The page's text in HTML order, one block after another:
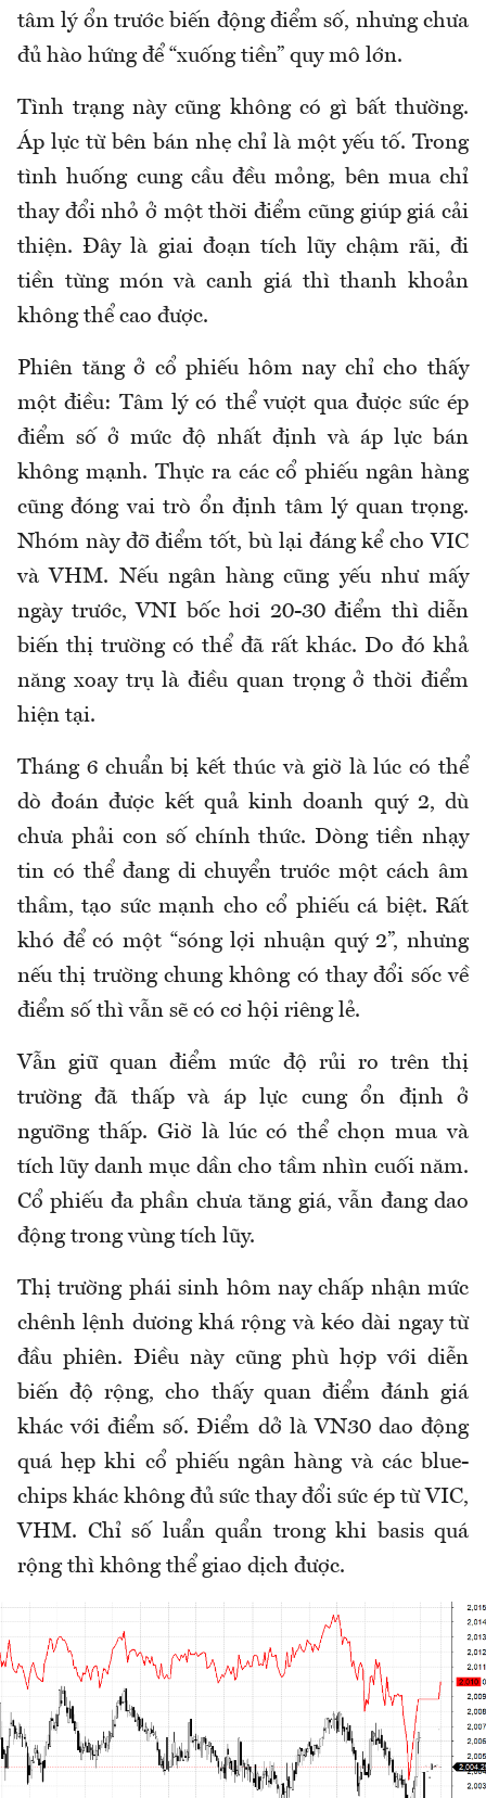
tâm lý ổn trước biến động điểm số, nhưng chưa
đủ hào hứng để “xuống tiền” quy mô lớn.
Tình trạng này cũng không có gì bất thường.
Áp lực từ bên bán nhẹ chỉ là một yếu tố. Trong
tình huống cung cầu đều mỏng, bên mua chỉ
thay đổi nhỏ ở một thời điểm cũng giúp giá cải
thiện. Đây là giai đoạn tích lũy chậm rãi, đi
tiền từng món và canh giá thì thanh khoản
không thể cao được.
Phiên tăng ở cổ phiếu hôm nay chỉ cho thấy
một điều: Tâm lý có thể vượt qua được sức ép
điểm số ở mức độ nhất định và áp lực bán
không mạnh. Thực ra các cổ phiếu ngân hàng
cũng đóng vai trò ổn định tâm lý quan trọng.
Nhóm này đỡ điểm tốt, bù lại đáng kể cho VIC
và VHM. Nếu ngân hàng cũng yếu như mấy
ngày trước, VNI bốc hơi 20-30 điểm thì diễn
biến thị trường có thể đã rất khác. Do đó khả
năng xoay trụ là điều quan trọng ở thời điểm
hiện tại.
Tháng 6 chuẩn bị kết thúc và giờ là lúc có thể
dò đoán được kết quả kinh doanh quý 2, dù
chưa phải con số chính thức. Dòng tiền nhạy
tin có thể đang di chuyển trước một cách âm
thầm, tạo sức mạnh cho cổ phiếu cá biệt. Rất
khó để có một “sóng lợi nhuận quý 2”, nhưng
nếu thị trường chung không có thay đổi sốc về
điểm số thì vẫn sẽ có cơ hội riêng lẻ.
Vẫn giữ quan điểm mức độ rủi ro trên thị
trường đã thấp và áp lực cung ổn định ở
ngưỡng thấp. Giờ là lúc có thể chọn mua và
tích lũy danh mục dần cho tầm nhìn cuối năm.
Cổ phiếu đa phần chưa tăng giá, vẫn đang dao
động trong vùng tích lũy.
Thị trường phái sinh hôm nay chấp nhận mức
chênh lệnh dương khá rộng và kéo dài ngay từ
đầu phiên. Điều này cũng phù hợp với diễn
biến độ rộng, cho thấy quan điểm đánh giá
khác với điểm số. Điểm dở là VN30 dao động
quá hẹp khi cổ phiếu ngân hàng và các blue-
chips khác không đủ sức thay đổi sức ép từ VIC,
VHM. Chỉ số luẩn quẩn trong khi basis quá
rộng thì không thể giao dịch được.